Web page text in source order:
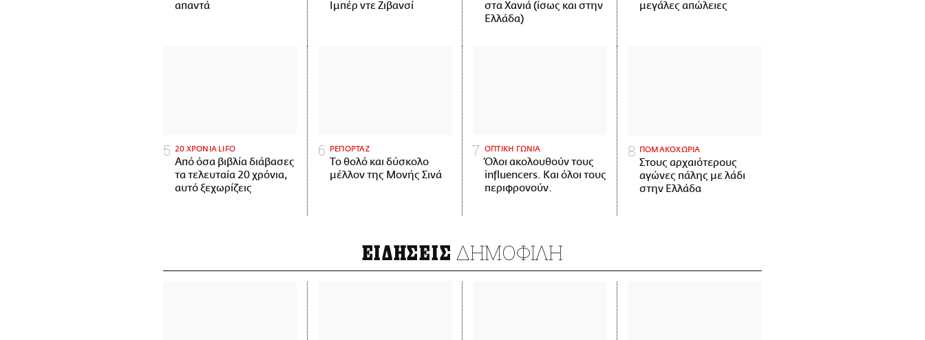
απαντά
Ιμπέρ ντε Ζιβανσί
στα Χανιά (ίσως και στην
Ελλάδα)
μεγάλες απώλειες
20 ΧΡΟΝΙΑ LIFO
Από όσα βιβλία διάβασες
τα τελευταία 20 χρόνια,
αυτό ξεχωρίζεις
ΡΕΠΟΡΤΑΖ
Το θολό και δύσκολο
μέλλον της Μονής Σινά
ΟΠΤΙΚΗ ΓΩΝΙΑ
Όλοι ακολουθούν τους
influencers. Και όλοι τους
περιφρονούν.
ΠΟΜΑΚΟΧΩΡΙΑ
Στους αρχαιότερους
αγώνες πάλης με λάδι
στην Ελλάδα
ΕΙΔΗΣΕΙΣ ΔΗΜΟΦΙΛΗ